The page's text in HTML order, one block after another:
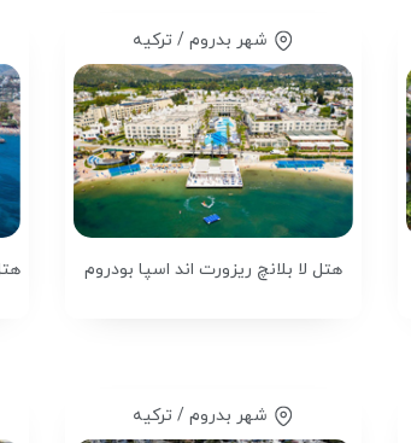
شهر بدروم / ترکیه
هتل لا بلانچ ریزورت اند اسپا بودروم
شهر بدروم / ترکیه